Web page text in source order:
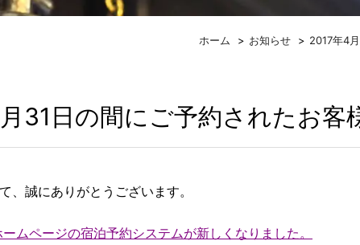
ホーム お知らせ 2017年4
31日の間にご予約されたお客
、誠にありがとうございます。
ムページの宿泊予約システムが新しくなりました。